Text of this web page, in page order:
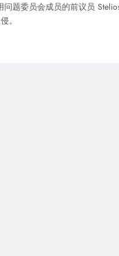
题委员会成员的前议员
。